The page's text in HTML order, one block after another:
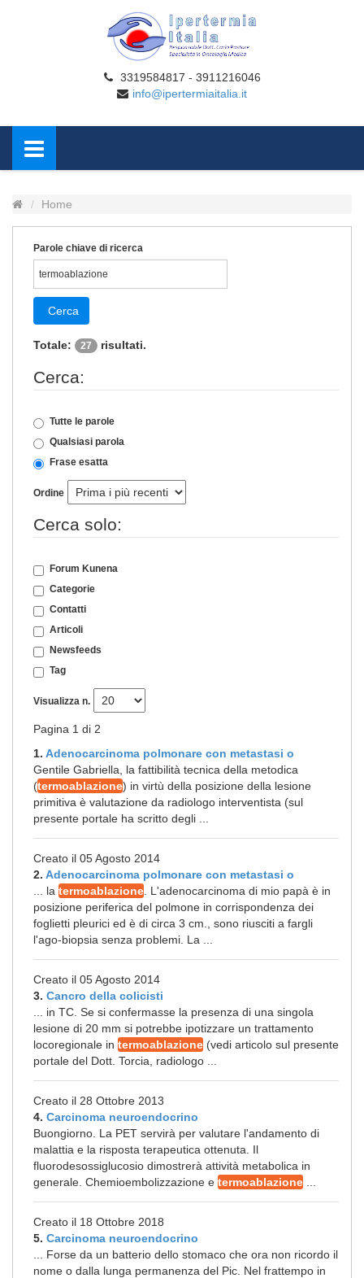
3319584817 - 3911216046
info@ipertermiaitalia.it
Home
Parole chiave di ricerca
Cerca
Totale: 27 risultati.
Cerca:
Tutte le parole
Qualsiasi parola
Frase esatta
Ordine
Cerca solo:
Forum Kunena
Categorie
Contatti
Articoli
Newsfeeds
Tag
Visualizza n.
Pagina 1 di 2
1. Adenocarcinoma polmonare con metastasi o
Gentile Gabriella, la fattibilità tecnica della metodica
(termoablazione) in virtù della posizione della lesione
primitiva è valutazione da radiologo interventista (sul
presente portale ha scritto degli ...
Creato il 05 Agosto 2014
2. Adenocarcinoma polmonare con metastasi o
... la termoablazione . L'adenocarcinoma di mio papà è in
posizione periferica del polmone in corrispondenza dei
foglietti pleurici ed è di circa 3 cm., sono riusciti a fargli
l'ago-biopsia senza problemi. La ...
Creato il 05 Agosto 2014
3. Cancro della colicisti
... in TC. Se si confermasse la presenza di una singola
lesione di 20 mm si potrebbe ipotizzare un trattamento
locoregionale in termoablazione (vedi articolo sul presente
portale del Dott. Torcia, radiologo ...
Creato il 28 Ottobre 2013
4. Carcinoma neuroendocrino
Buongiorno. La PET servirà per valutare l'andamento di
malattia e la risposta terapeutica ottenuta. Il
fluorodesossiglucosio dimostrerà attività metabolica in
generale. Chemioembolizzazione e termoablazione
Creato il 18 Ottobre 2018
5. Carcinoma neuroendocrino
... Forse da un batterio dello stomaco che ora non ricordo il
nome o dalla lunga permanenza del Pic. Nel frattempo in